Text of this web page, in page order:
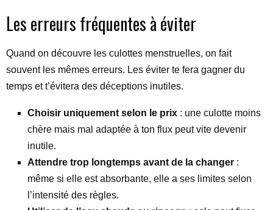
Les erreurs fréquentes à éviter
Quand on découvre les culottes menstruelles, on fait
souvent les mêmes erreurs. Les éviter te fera gagner du
temps et t’évitera des déceptions inutiles.
Choisir uniquement selon le prix : une culotte moins
chère mais mal adaptée à ton flux peut vite devenir
inutile.
Attendre trop longtemps avant de la changer :
même si elle est absorbante, elle a ses limites selon
l’intensité des règles.